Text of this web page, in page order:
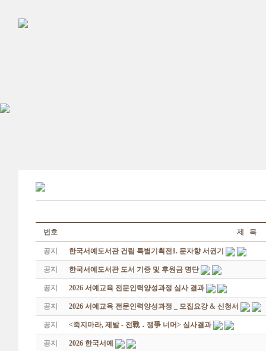
번호 제 목
공지 한국서예도서관 건립 특별기획전1. 문자향 서권기
공지 한국서예도서관 도서 기증 및 후원금 명단
공지 2026 서예교육 전문인력양성과정 심사 결과
공지 2026 서예교육 전문인력양성과정 _ 모집요강 & 신청서
공지 <죽지마라, 제발 - 전戰 ․ 쟁爭 너머> 심사결과
공지 2026 한국서예